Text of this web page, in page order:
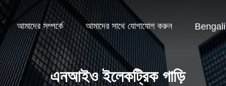
আমাদের সম্পর্কে আমাদের সাথে যোগাযোগ করুন Bengali
এনআইও ইলেকট্রিক গাড়ি